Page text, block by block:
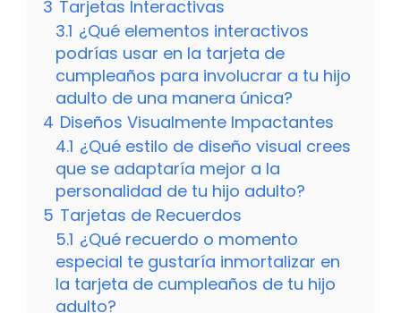
3 Tarjetas Interactivas
3.1 ¿Qué elementos interactivos
podrías usar en la tarjeta de
cumpleaños para involucrar a tu hijo
adulto de una manera única?
4 Diseños Visualmente Impactantes
4.1 ¿Qué estilo de diseño visual crees
que se adaptaría mejor a la
personalidad de tu hijo adulto?
5 Tarjetas de Recuerdos
5.1 ¿Qué recuerdo o momento
especial te gustaría inmortalizar en
la tarjeta de cumpleaños de tu hijo
adulto?